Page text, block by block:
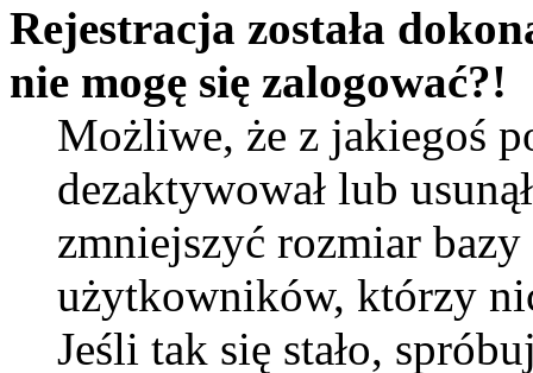
Rejestracja została
nie mogę się zalogować?!
Możliwe, że z jakiegoś
dezaktywował lub
zmniejszyć rozmiar
użytkowników, którzy
Jeśli tak się stało,